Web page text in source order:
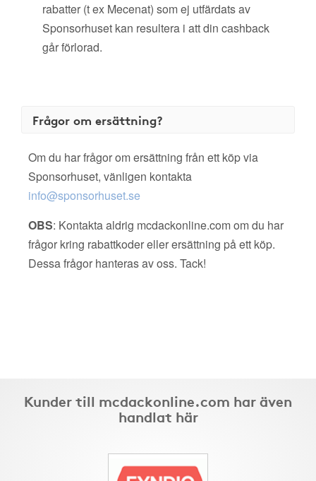
rabatter (t ex Mecenat) som ej utfärdats av
Sponsorhuset kan resultera i att din cashback
går förlorad.
Frågor om ersättning?
Om du har frågor om ersättning från ett köp via
Sponsorhuset, vänligen kontakta
info@sponsorhuset.se
OBS: Kontakta aldrig mcdackonline.com om du har
frågor kring rabattkoder eller ersättning på ett köp.
Dessa frågor hanteras av oss. Tack!
Kunder till mcdackonline.com har även
handlat här